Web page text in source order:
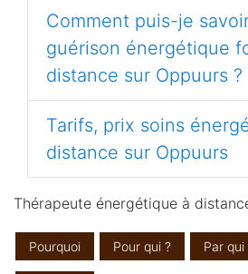
Comment puis-je
guérison énergétique
distance sur Oppuurs ?
Tarifs, prix soins
distance sur Oppuurs
Thérapeute énergétique à
Pourquoi Pour qui ? Par qui